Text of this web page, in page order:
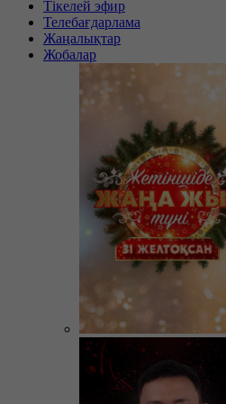
Тікелей эфир
Телебағдарлама
Жаңалықтар
Жобалар